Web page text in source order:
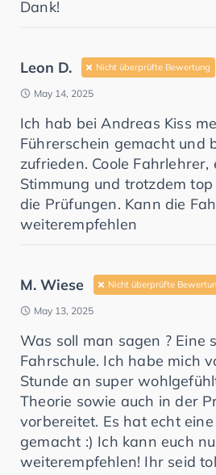
Dank!
Leon D. Nicht überprüfte Bewertung
May 14, 2025
Ich hab bei Andreas Kiss
Führerschein gemacht und
zufrieden. Coole
Stimmung und trotzdem
die Prüfungen. Kann die
weiterempfehlen
M. Wiese Nicht überprüfte
May 13, 2025
Was soll man sagen ? Eine
Fahrschule. Ich habe mich
Stunde an super
Theorie sowie auch in der
vorbereitet. Es hat echt
gemacht :) Ich kann euch
weiterempfehlen! Ihr seid